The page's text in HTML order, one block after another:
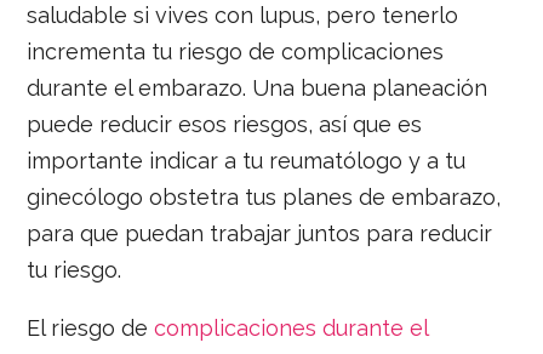
saludable si vives con lupus, pero tenerlo
incrementa tu riesgo de complicaciones
durante el embarazo. Una buena planeación
puede reducir esos riesgos, así que es
importante indicar a tu reumatólogo y a tu
ginecólogo obstetra tus planes de embarazo,
para que puedan trabajar juntos para reducir
tu riesgo.
El riesgo decomplicaciones durante el